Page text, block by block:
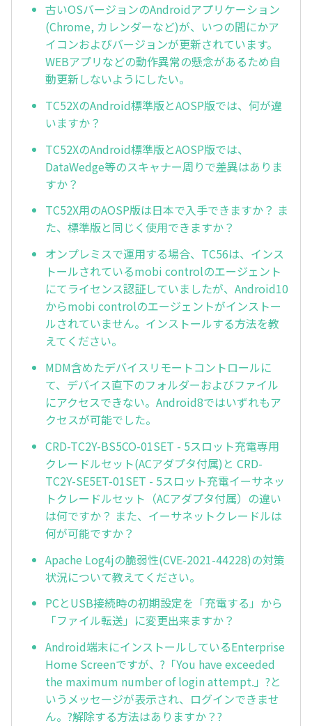
古いOSバージョンのAndroidアプリケーション
(Chrome, カレンダーなど)が、いつの間にかア
イコンおよびバージョンが更新されています。
WEBアプリなどの動作異常の懸念があるため自
動更新しないようにしたい。
TC52XのAndroid標準版とAOSP版では、何が違
いますか？
TC52XのAndroid標準版とAOSP版では、
DataWedge等のスキャナー周りで差異はありま
すか？
TC52X用のAOSP版は日本で入手できますか？ ま
た、標準版と同じく使用できますか？
オンプレミスで運用する場合、TC56は、インス
トールされているmobi controlのエージェント
にてライセンス認証していましたが、Android10
からmobi controlのエージェントがインストー
ルされていません。インストールする方法を教
えてください。
MDM含めたデバイスリモートコントロールに
て、デバイス直下のフォルダーおよびファイル
にアクセスできない。Android8ではいずれもア
クセスが可能でした。
CRD-TC2Y-BS5CO-01SET - 5スロット充電専用
クレードルセット(ACアダプタ付属)と CRD-
TC2Y-SE5ET-01SET - 5スロット充電イーサネッ
トクレードルセット（ACアダプタ付属）の違い
は何ですか？ また、イーサネットクレードルは
何が可能ですか？
Apache Log4jの脆弱性(CVE-2021-44228)の対策
状況について教えてください。
PCとUSB接続時の初期設定を「充電する」から
「ファイル転送」に変更出来ますか？
Android端末にインストールしているEnterprise
Home Screenですが、?「You have exceeded
the maximum number of login attempt.」?と
いうメッセージが表示され、ログインできませ
ん。?解除する方法はありますか？?